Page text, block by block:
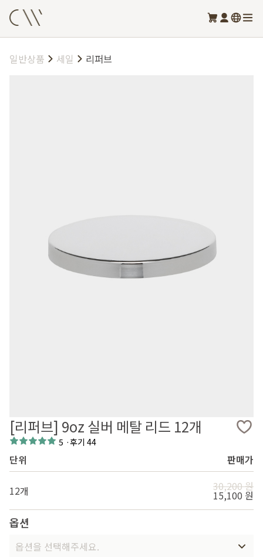
일반상품 세일 리퍼브
[리퍼브] 9oz 실버 메탈 리드 12개
5 ·후기 44
단위 판매가
12개 30,200 원
15,100 원
옵션
옵션을 선택해주세요.